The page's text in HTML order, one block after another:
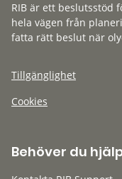
RIB är ett beslutsstöd
hela vägen från
fatta rätt beslut när
Tillgänglighet
Cookies
Behöver du